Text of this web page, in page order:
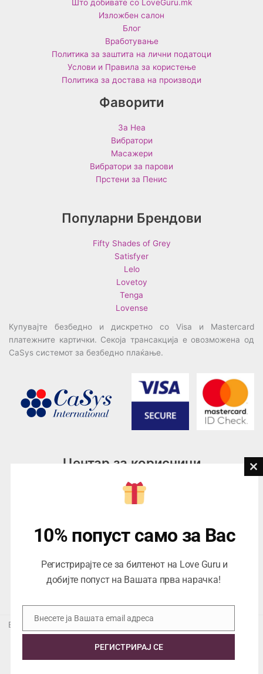
Што добивате со LoveGuru.mk
Изложбен салон
Блог
Вработување
Политика за заштита на лични податоци
Услови и Правила за користење
Политика за достава на производи
Фаворити
За Неа
Вибратори
Масажери
Вибратори за парови
Прстени за Пенис
Популарни Брендови
Fifty Shades of Grey
Satisfyer
Lelo
Lovetoy
Tenga
Lovense
Купувајте безбедно и дискретно со Visa и Mastercard
платежните картички. Секоја трансакција е овозможена од
CaSys системот за безбедно плаќање.
Центар за корисници
076945497; 076945498
contact@loveguru.mk
Саб – Нед: 10-18
Еуропеан Траде Дооел Скопје, Варшавска 5/1 -5, 1000 Скопје,
ЕДБ 4057021558024
10% попуст само за Вас
Регистрирајте се за билтенот на Love Guru и
добијте попуст на Вашата прва нарачка!
Email
Внесете ја Вашата email адреса
РЕГИСТРИРАЈ СЕ